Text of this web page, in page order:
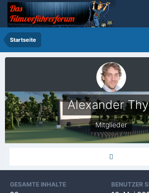
Startseite
Alexander
Mitglieder
GESAMTE INHALTE BENUTZER